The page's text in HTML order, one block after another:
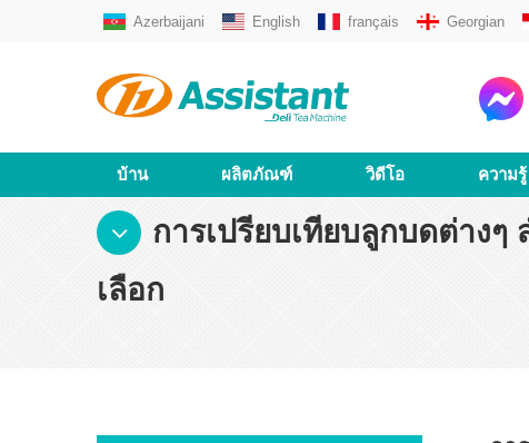
Azerbaijani English français Georgian
บ้าน ผลิตภัณฑ์ วิดีโอ ความรู้
การเปรียบเทียบลูกบดต่าง
เลือก